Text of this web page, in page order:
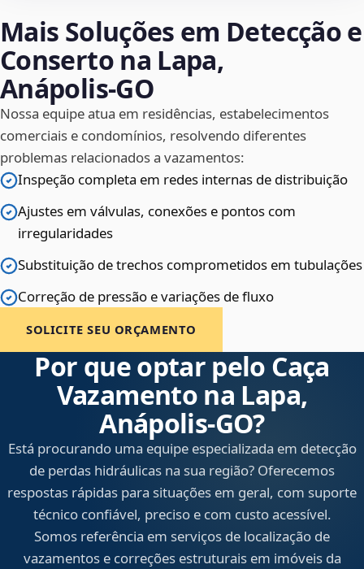
Mais Soluções em Detecção e
Conserto na Lapa,
Anápolis‑GO
Nossa equipe atua em residências, estabelecimentos
comerciais e condomínios, resolvendo diferentes
problemas relacionados a vazamentos:
Inspeção completa em redes internas de distribuição
Ajustes em válvulas, conexões e pontos com
irregularidades
Substituição de trechos comprometidos em tubulações
Correção de pressão e variações de fluxo
SOLICITE SEU ORÇAMENTO
Por que optar pelo Caça
Vazamento na Lapa,
Anápolis‑GO?
Está procurando uma equipe especializada em detecção
de perdas hidráulicas na sua região? Oferecemos
respostas rápidas para situações em geral, com suporte
técnico confiável, preciso e com custo acessível.
Somos referência em serviços de localização de
vazamentos e correções estruturais em imóveis da